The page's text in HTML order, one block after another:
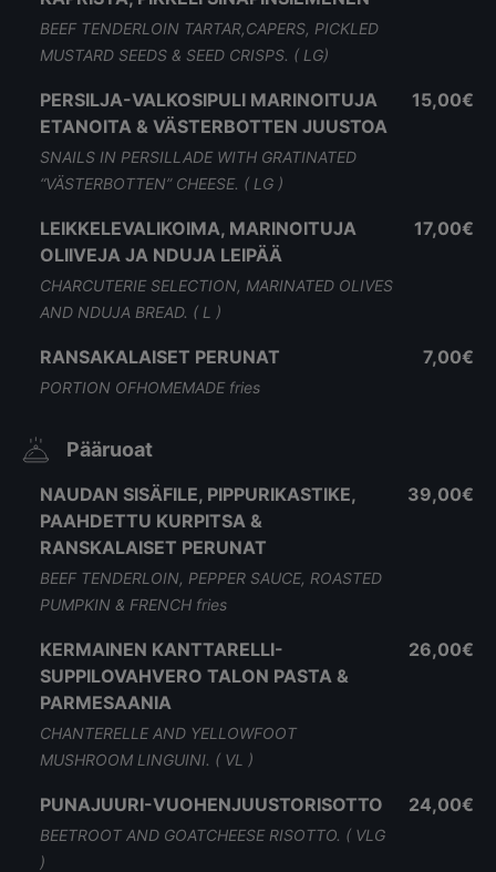
BEEF TENDERLOIN TARTAR,CAPERS, PICKLED
MUSTARD SEEDS & SEED CRISPS. ( LG)
PERSILJA-VALKOSIPULI MARINOITUJA
ETANOITA & VÄSTERBOTTEN JUUSTOA
SNAILS IN PERSILLADE WITH GRATINATED
“VÄSTERBOTTEN” CHEESE. ( LG )
15,00€
LEIKKELEVALIKOIMA, MARINOITUJA
OLIIVEJA JA NDUJA LEIPÄÄ
CHARCUTERIE SELECTION, MARINATED OLIVES
AND NDUJA BREAD. ( L )
17,00€
RANSAKALAISET PERUNAT
PORTION OFHOMEMADE fries
7,00€
Pääruoat
NAUDAN SISÄFILE, PIPPURIKASTIKE,
PAAHDETTU KURPITSA &
RANSKALAISET PERUNAT
BEEF TENDERLOIN, PEPPER SAUCE, ROASTED
PUMPKIN & FRENCH fries
39,00€
KERMAINEN KANTTARELLI-
SUPPILOVAHVERO TALON PASTA &
PARMESAANIA
CHANTERELLE AND YELLOWFOOT
MUSHROOM LINGUINI. ( VL )
26,00€
PUNAJUURI-VUOHENJUUSTORISOTTO
BEETROOT AND GOATCHEESE RISOTTO. ( VLG
)
24,00€